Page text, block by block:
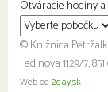
Otváracie hodiny
© Knižnica
Fedinova 1129/7,
Web od 2day.sk